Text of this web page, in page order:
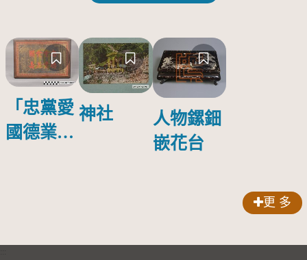
「忠黨愛
國德業並
神社
人物鏍鈿
嵌花台
更 多